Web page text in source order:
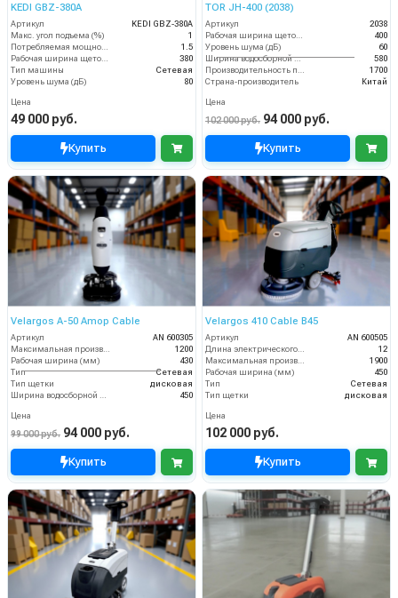
KEDI GBZ-380A
Артикул
KEDI GBZ-380A
Макс. угол подъема (%)
1
1.5
380
Тип машины
Сетевая
Уровень шума (дБ)
80
Цена
49 000 руб.
Купить
TOR JH-400 (2038)
Артикул
2038
400
Уровень шума (дБ)
60
Ширина водосборной рейки
580
1700
Страна-производитель
Китай
Цена
102 000 руб. 94 000 руб.
Купить
Velargos A-50 Amop Cable
Артикул
AN 600305
Максимальная производительность (кв.м/час)
1200
Рабочая ширина (мм)
430
Тип
Сетевая
Тип щетки
дисковая
Ширина водосборной рейки
450
Цена
99 000 руб. 94 000 руб.
Купить
Velargos 410 Cable B45
Артикул
AN 600505
Длина электрического кабеля (м)
12
Максимальная производительность (кв.м/час)
1900
Рабочая ширина (мм)
450
Тип
Сетевая
Тип щетки
дисковая
Цена
102 000 руб.
Купить